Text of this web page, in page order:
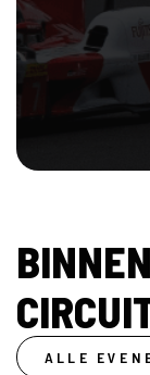
ALLE